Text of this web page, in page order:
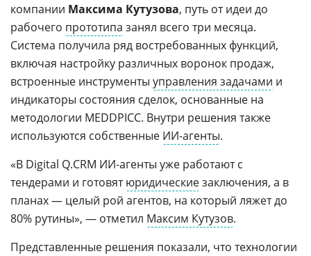
компании Максима Кутузова, путь от идеи до
рабочего прототипа занял всего три месяца.
Система получила ряд востребованных функций,
включая настройку различных воронок продаж,
встроенные инструменты управления задачами и
индикаторы состояния сделок, основанные на
методологии MEDDPICC. Внутри решения также
используются собственные ИИ-агенты.
«В Digital Q.CRM ИИ-агенты уже работают с
тендерами и готовятюридическиезаключения, а в
планах — целый рой агентов, на который ляжет до
80% рутины», — отметил Максим Кутузов.
Представленные решения показали, что технологии